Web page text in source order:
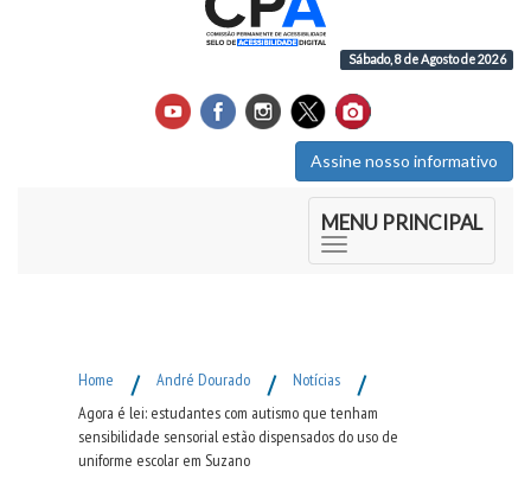
Sábado, 8 de Agosto de 2026
Assine nosso informativo
MENU PRINCIPAL
Home / André Dourado / Notícias /
Agora é lei: estudantes com autismo que tenham
sensibilidade sensorial estão dispensados do uso de
uniforme escolar em Suzano